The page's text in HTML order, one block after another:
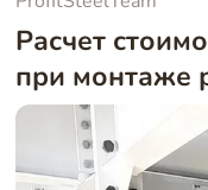
Расчет
при монтаже